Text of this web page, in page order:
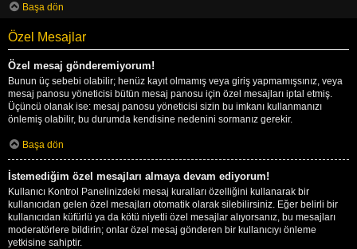
Başa dön
Özel Mesajlar
Özel mesaj gönderemiyorum!
Bunun üç sebebi olabilir; henüz kayıt olmamış veya giriş yapmamışsınız, veya
mesaj panosu yöneticisi bütün mesaj panosu için özel mesajları iptal etmiş.
Üçüncü olanak ise: mesaj panosu yöneticisi sizin bu imkanı kullanmanızı
önlemiş olabilir, bu durumda kendisine nedenini sormanız gerekir.
Başa dön
İstemediğim özel mesajları almaya devam ediyorum!
Kullanıcı Kontrol Panelinizdeki mesaj kuralları özelliğini kullanarak bir
kullanıcıdan gelen özel mesajları otomatik olarak silebilirsiniz. Eğer belirli bir
kullanıcıdan küfürlü ya da kötü niyetli özel mesajlar alıyorsanız, bu mesajları
moderatörlere bildirin; onlar özel mesaj gönderen bir kullanıcıyı önleme
yetkisine sahiptir.